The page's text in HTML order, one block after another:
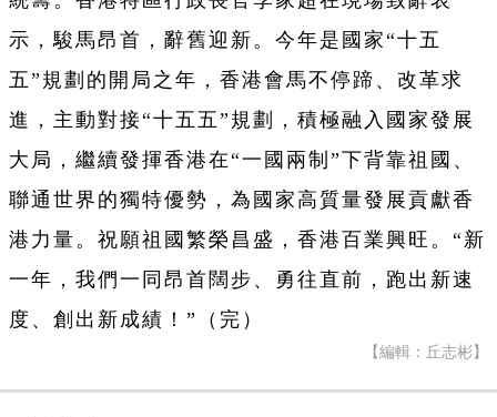
示，駿馬昂首，辭舊迎新。今年是國家“十五
五”規劃的開局之年，香港會馬不停蹄、改革求
進，主動對接“十五五”規劃，積極融入國家發展
大局，繼續發揮香港在“一國兩制”下背靠祖國、
聯通世界的獨特優勢，為國家高質量發展貢獻香
港力量。祝願祖國繁榮昌盛，香港百業興旺。“新
一年，我們一同昂首闊步、勇往直前，跑出新速
度、創出新成績！”（完）
【編輯：丘志彬】